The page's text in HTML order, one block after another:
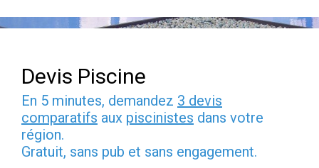
Devis Piscine
En 5 minutes, demandez 3 devis
comparatifs aux piscinistes dans votre
région.
Gratuit, sans pub et sans engagement.